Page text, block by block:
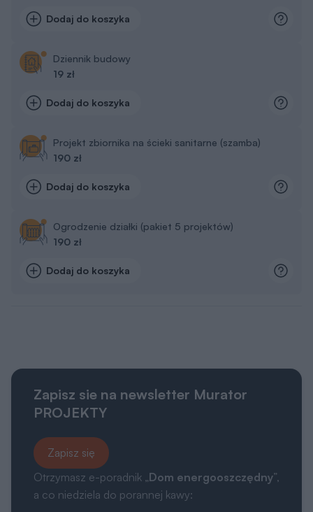
Dodaj do koszyka
Dziennik budowy
19 zł
Dodaj do koszyka
Projekt zbiornika na ścieki sanitarne (szamba)
190 zł
Dodaj do koszyka
Ogrodzenie działki (pakiet 5 projektów)
190 zł
Dodaj do koszyka
Zapisz sie na newsletter Murator
PROJEKTY
Zapisz się
Otrzymasz e-poradnik „Dom energooszczędny”,
a co niedziela do porannej kawy: